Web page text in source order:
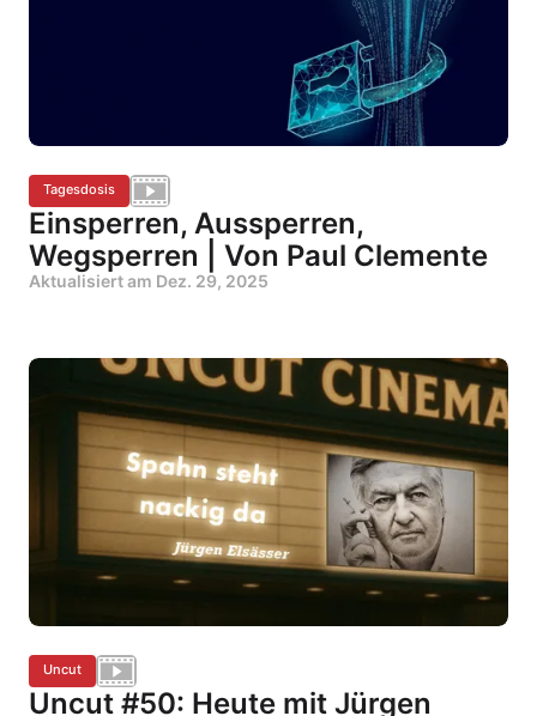
Tagesdosis
Einsperren, Aussperren,
Wegsperren | Von Paul Clemente
Aktualisiert am Dez. 29, 2025
Uncut
Uncut #50: Heute mit Jürgen